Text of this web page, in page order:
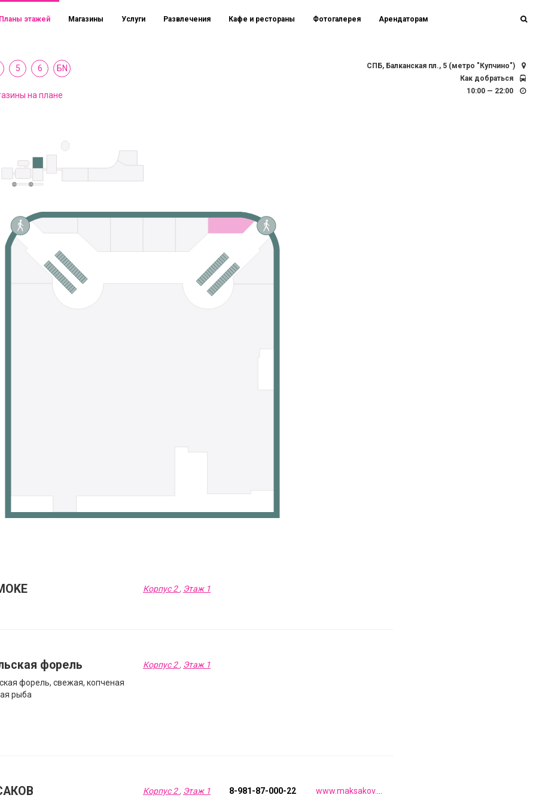
Планы этажей Магазины Услуги Развлечения Кафе и рестораны Фотогалерея Арендаторам
СПБ, Балканская пл., 5 (метро "Купчино")
Как добраться
10:00 — 22:00
5 6 БN
на плане
Корпус 2, Этаж 1
форель
форель, свежая, копченая
рыба
Корпус 2, Этаж 1
Корпус 2, Этаж 1 8-981-87-000-22 www.maksakov.com